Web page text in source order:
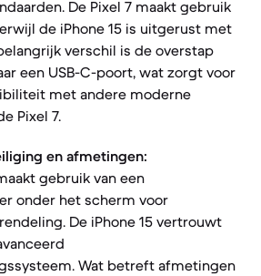
De Pixel 7 maakt gebruik
de iPhone 15 is uitgerust met
verschil is de overstap
een USB-C-poort, wat zorgt voor
met andere moderne
Pixel 7.
en afmetingen:
gebruik van een
onder het scherm voor
De iPhone 15 vertrouwt
Wat betreft afmetingen